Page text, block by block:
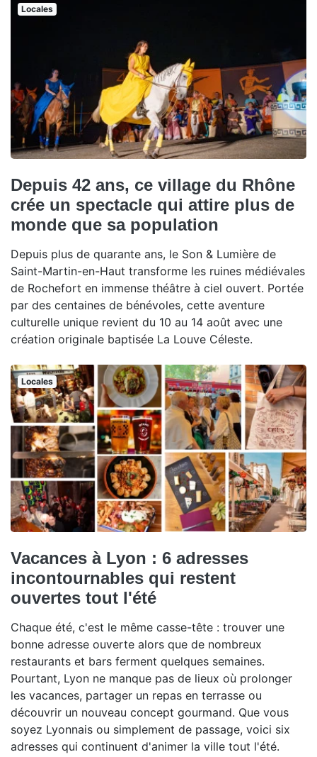
Locales
Depuis 42 ans, ce village du Rhône
crée un spectacle qui attire plus de
monde que sa population
Depuis plus de quarante ans, le Son & Lumière de
Saint-Martin-en-Haut transforme les ruines médiévales
de Rochefort en immense théâtre à ciel ouvert. Portée
par des centaines de bénévoles, cette aventure
culturelle unique revient du 10 au 14 août avec une
création originale baptisée La Louve Céleste.
Locales
Vacances à Lyon : 6 adresses
incontournables qui restent
ouvertes tout l'été
Chaque été, c'est le même casse-tête : trouver une
bonne adresse ouverte alors que de nombreux
restaurants et bars ferment quelques semaines.
Pourtant, Lyon ne manque pas de lieux où prolonger
les vacances, partager un repas en terrasse ou
découvrir un nouveau concept gourmand. Que vous
soyez Lyonnais ou simplement de passage, voici six
adresses qui continuent d'animer la ville tout l'été.